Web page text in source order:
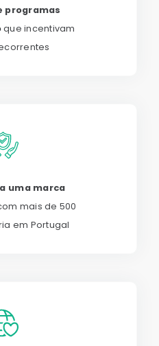
programas
que incentivam
uma marca
mais de 500
em Portugal